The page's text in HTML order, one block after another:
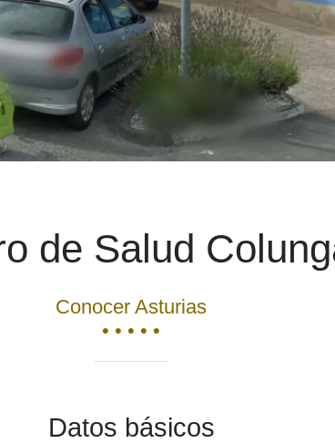
de Salud
Conocer Asturias
• • • • •
Datos básicos